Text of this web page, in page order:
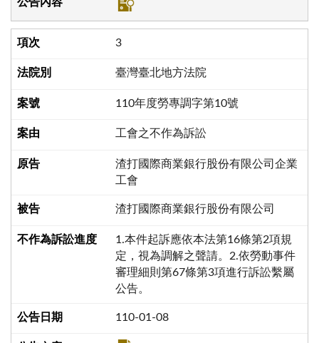
3
臺灣臺北地方法院
110年度勞專調字第10號
工會之不作為訴訟
渣打國際商業銀行股份有限公司企業
工會
渣打國際商業銀行股份有限公司
1.本件起訴應依本法第16條第2項規
定，視為調解之聲請。2.依勞動事件
審理細則第67條第3項進行訴訟繫屬
公告。
110-01-08